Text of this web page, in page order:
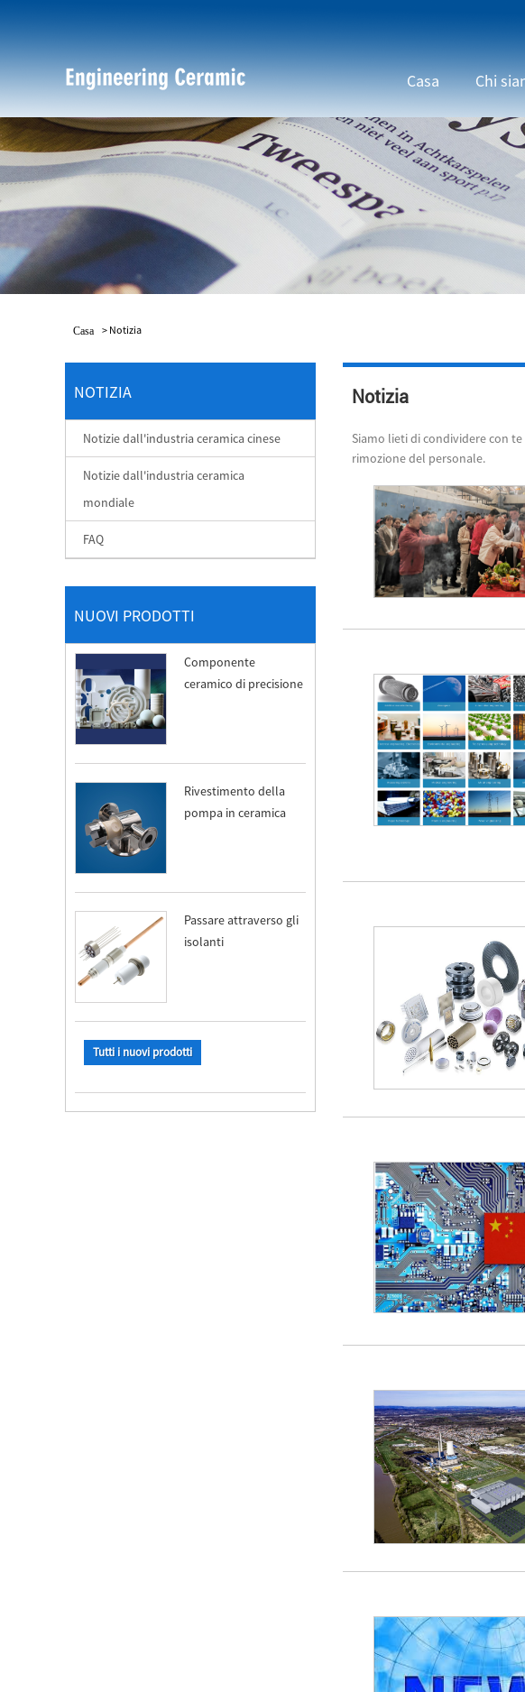
Casa Chi
Casa > Notizia
NOTIZIA
Notizie dall'industria ceramica cinese
Notizie dall'industria ceramica
mondiale
FAQ
NUOVI PRODOTTI
Componente
ceramico di precisione
Rivestimento della
pompa in ceramica
Passare attraverso gli
isolanti
Tutti i nuovi prodotti
Notizia
Siamo lieti di condividere con
rimozione del personale.